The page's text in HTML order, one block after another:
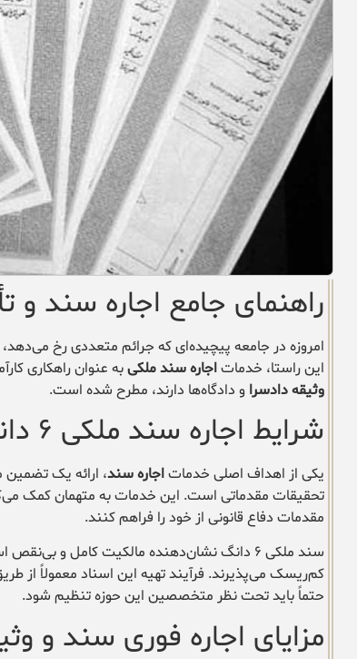
راهنمای جامع اجاره سند و
امروزه در جامعه پیچیده‌ای که جرائم متعددی رخ
این راستا، خدماتاجاره سند ملکیبه عنوان راهکاری
وثیقه دادسرا و دادگاه‌ها دارند، مطرح شده است.
شرایط اجاره سند ملکی ۶ دانگ جهت تودیع وثیقه
یکی از اهداف اصلی خدماتاجاره سند، ارائه یک تضمین
تحقیقات مقدماتی است. این خدمات به متهمان کمک می‌کند
مقدمات دفاع قانونی از خود را فراهم کنند.
سند ملکی ۶ دانگ نشان‌دهنده مالکیت کامل و بی‌نقص است؛ به همین دلیل، مراجع قضایی در وثیقه در رشت آن را به عنوان یک
کم‌ریسک می‌پذیرند. فرآیند تهیه این اسناد معمولاً از
حتماً باید تحت نظر متخصصین این حوزه تنظیم شود.
مزایای اجاره فوری سند و